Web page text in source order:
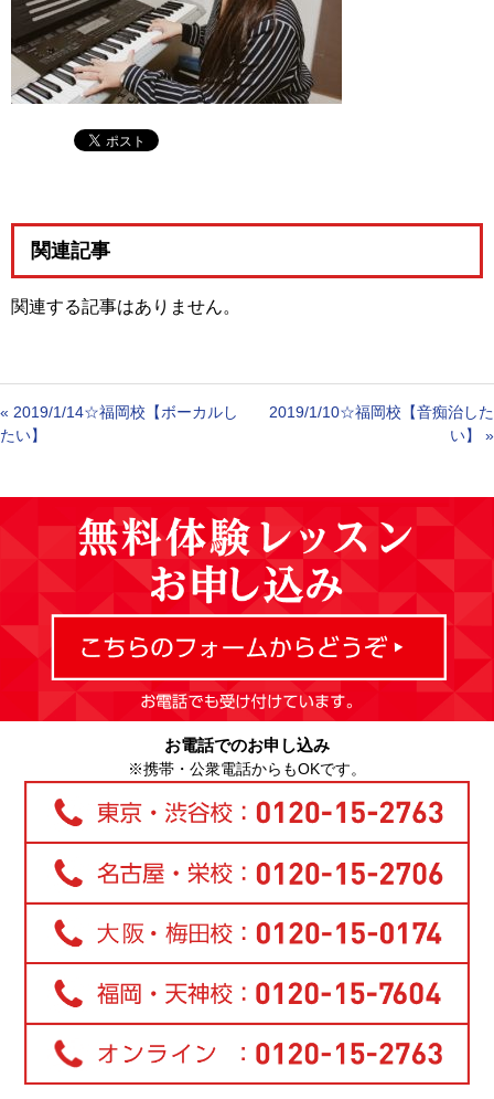
関連記事
関連する記事はありません。
« 2019/1/14☆福岡校【ボーカルし
たい】
2019/1/10☆福岡校【音痴治した
い】
»
お電話でのお申し込み
※携帯・公衆電話からもOKです。